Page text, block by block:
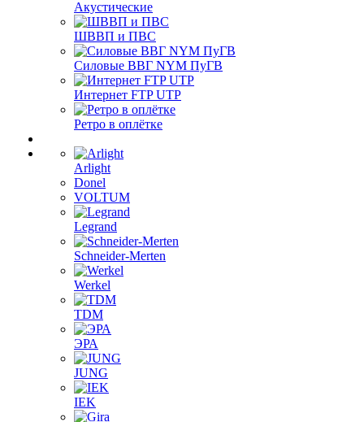
Акустические
ШВВП и ПВС
Силовые ВВГ NYM ПуГВ
Интернет FTP UTP
Ретро в оплётке
Arlight
Donel
VOLTUM
Legrand
Schneider-Merten
Werkel
TDM
ЭРА
JUNG
IEK